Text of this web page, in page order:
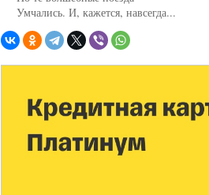
     Умчались. И, кажется, навсегда...